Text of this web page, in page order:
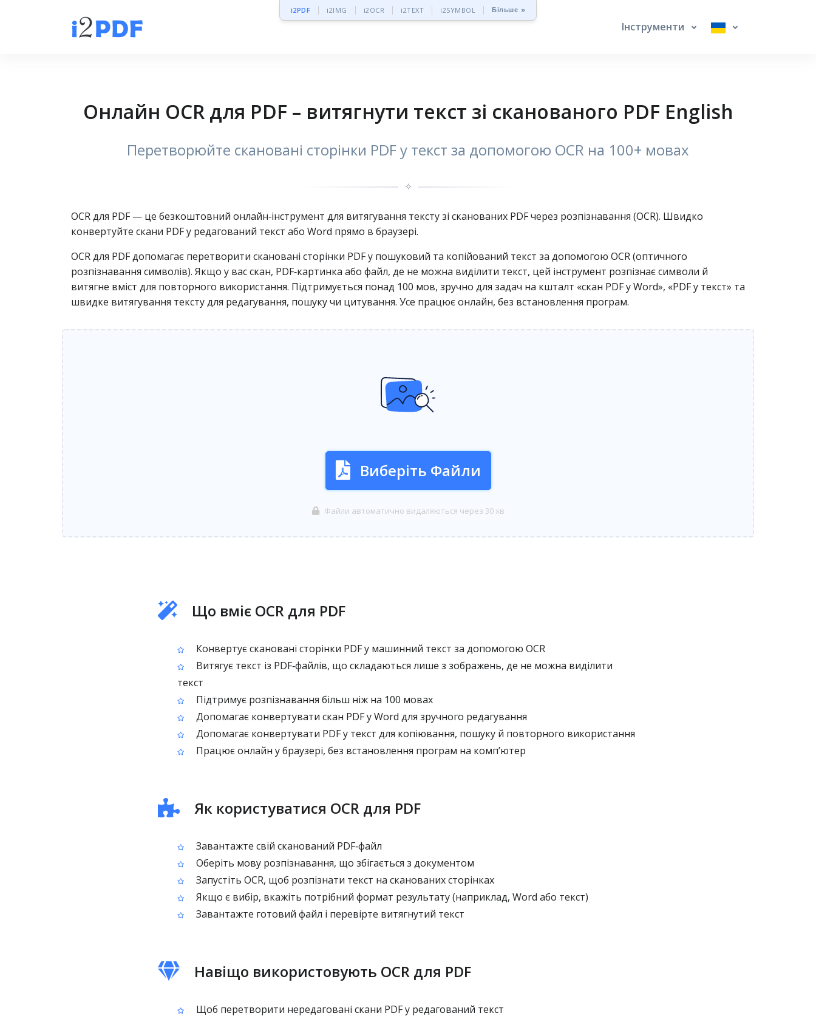
i2PDF i2IMG i2OCR i2TEXT i2SYMBOL Більше »
Інструменти
Онлайн OCR для PDF – витягнути текст зі сканованого PDF English
Перетворюйте скановані сторінки PDF у текст за допомогою OCR на 100+ мовах
✧
OCR для PDF — це безкоштовний онлайн‑інструмент для витягування тексту зі сканованих PDF через розпізнавання (OCR). Швидко
конвертуйте скани PDF у редагований текст або Word прямо в браузері.
OCR для PDF допомагає перетворити скановані сторінки PDF у пошуковий та копійований текст за допомогою OCR (оптичного
розпізнавання символів). Якщо у вас скан, PDF‑картинка або файл, де не можна виділити текст, цей інструмент розпізнає символи й
витягне вміст для повторного використання. Підтримується понад 100 мов, зручно для задач на кшталт «скан PDF у Word», «PDF у текст» та
швидке витягування тексту для редагування, пошуку чи цитування. Усе працює онлайн, без встановлення програм.
Виберіть Файли
Файли автоматично видаляються через 30 хв
Що вміє OCR для PDF
Конвертує скановані сторінки PDF у машинний текст за допомогою OCR
Витягує текст із PDF‑файлів, що складаються лише з зображень, де не можна виділити
текст
Підтримує розпізнавання більш ніж на 100 мовах
Допомагає конвертувати скан PDF у Word для зручного редагування
Допомагає конвертувати PDF у текст для копіювання, пошуку й повторного використання
Працює онлайн у браузері, без встановлення програм на комп’ютер
Як користуватися OCR для PDF
Завантажте свій сканований PDF‑файл
Оберіть мову розпізнавання, що збігається з документом
Запустіть OCR, щоб розпізнати текст на сканованих сторінках
Якщо є вибір, вкажіть потрібний формат результату (наприклад, Word або текст)
Завантажте готовий файл і перевірте витягнутий текст
Навіщо використовують OCR для PDF
Щоб перетворити нередаговані скани PDF у редагований текст